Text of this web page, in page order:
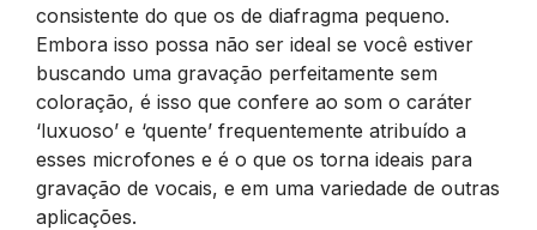
consistente do que os de diafragma pequeno.
Embora isso possa não ser ideal se você estiver
buscando uma gravação perfeitamente sem
coloração, é isso que confere ao som o caráter
‘luxuoso’ e ‘quente’ frequentemente atribuído a
esses microfones e é o que os torna ideais para
gravação de vocais, e em uma variedade de outras
aplicações.